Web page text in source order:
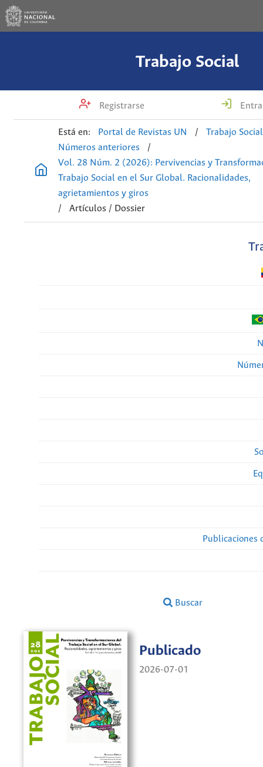
Trabajo Social
Registrarse
Está en: Portal de Revistas UN /
Trabajo Social
Números anteriores
/
Vol. 28 Núm. 2 (2026): Pervivencias y
Trabajo Social en el Sur Global. Racionalidades,
agrietamientos y giros
/
Artículos / Dossier
Publicaciones
Buscar
Publicado
2026-07-01